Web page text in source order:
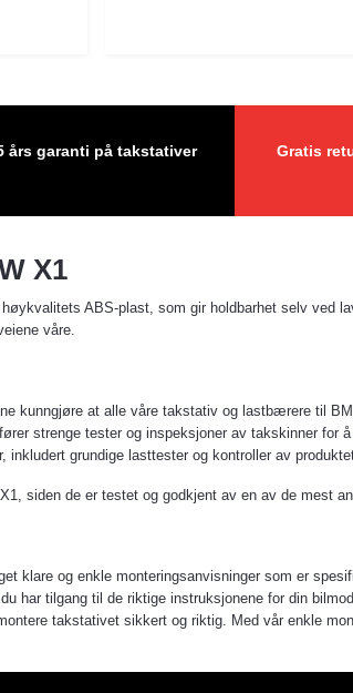
års garanti på takstativer Gratis
X1
ABS-plast, som gir holdbarhet selv ved
våre.
kunngjøre at alle våre takstativ og lastbærere til
strenge tester og inspeksjoner av takskinner
grundige lasttester og kontroller av
siden de er testet og godkjent av en av de mest
klare og enkle monteringsanvisninger som er
har tilgang til de riktige instruksjonene for din
takstativet sikkert og riktig. Med vår enkle